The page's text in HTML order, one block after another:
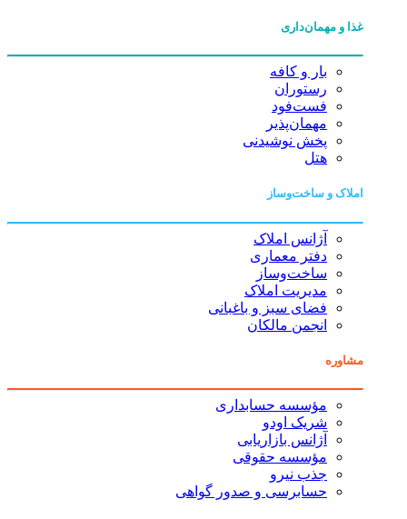
غذا و مهمان‌داری
بار و کافه
رستوران
فست‌فود
مهمان‌پذیر
پخش نوشیدنی
هتل
املاک و ساخت‌وساز
آژانس املاک
دفتر معماری
ساخت‌وساز
مدیریت املاک
فضای سبز و باغبانی
انجمن مالکان
مشاوره
مؤسسه حسابداری
شریک اودو
آژانس بازاریابی
مؤسسه حقوقی
جذب نیرو
حسابرسی و صدور گواهی